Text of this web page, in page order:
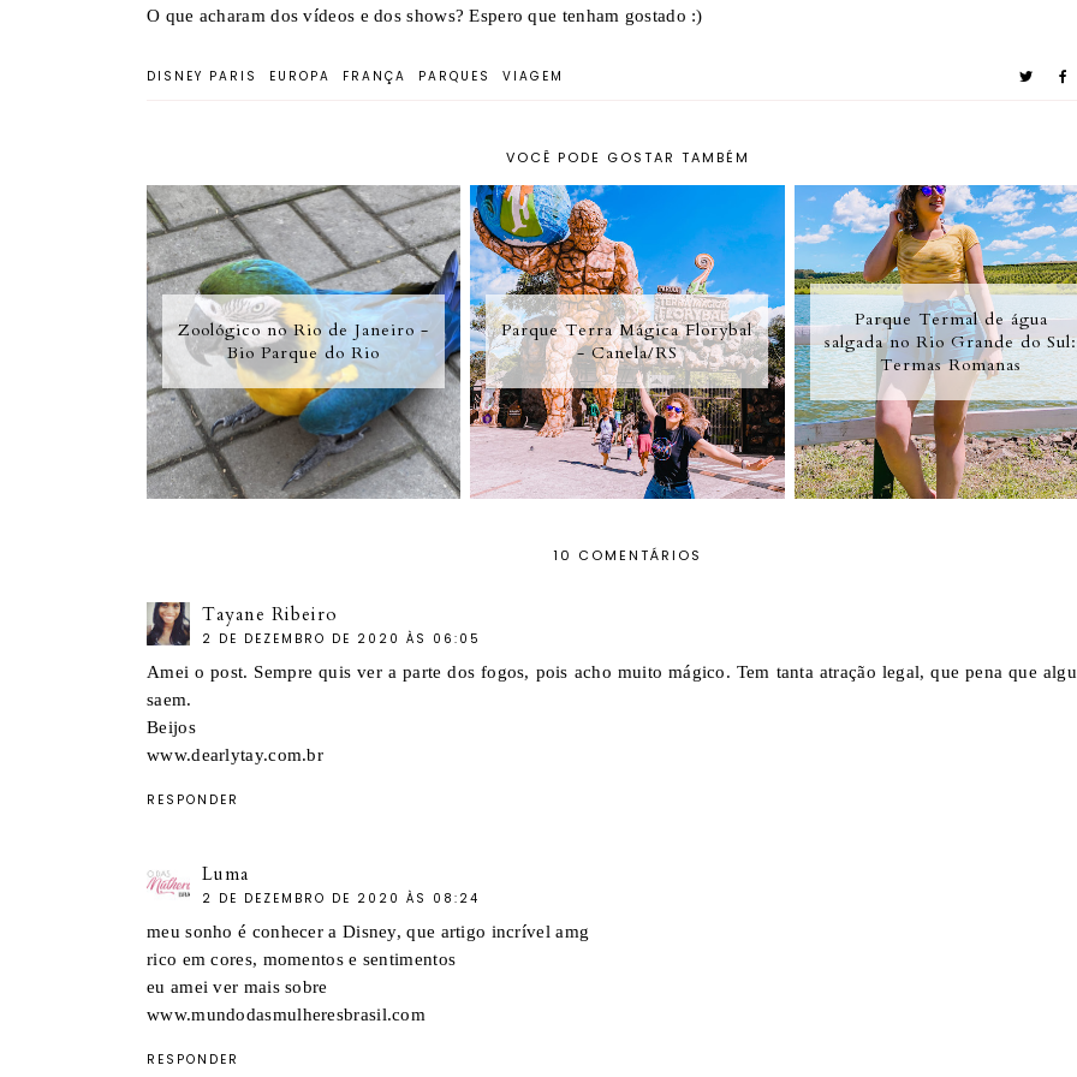
O que acharam dos vídeos e dos shows? Espero que tenham gostado :)
DISNEY PARIS EUROPA FRANÇA PARQUES VIAGEM
VOCÊ PODE GOSTAR TAMBÉM
Zoológico no Rio de Janeiro -
Bio Parque do Rio
Parque Terra Mágica Florybal
- Canela/RS
Parque Termal de água
salgada no Rio Grande do Sul:
Termas Romanas
10 COMENTÁRIOS
Tayane Ribeiro
2 DE DEZEMBRO DE 2020 ÀS 06:05
Amei o post. Sempre quis ver a parte dos fogos, pois acho muito mágico. Tem tanta atração legal, que pena que
saem.
Beijos
www.dearlytay.com.br
RESPONDER
Luma
2 DE DEZEMBRO DE 2020 ÀS 08:24
meu sonho é conhecer a Disney, que artigo incrível amg
rico em cores, momentos e sentimentos
eu amei ver mais sobre
www.mundodasmulheresbrasil.com
RESPONDER